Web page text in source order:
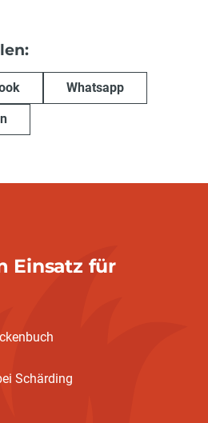
Whatsapp
Einsatz für
Schärding